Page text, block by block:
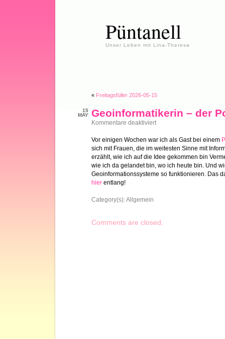
Püntanell
Unser Leben mit Lina-Theresa
« Freitagsfüller 2026-05-15
15
MAY
Geoinformatikerin – der
Kommentare deaktiviertfür
der
Podcast
Vor einigen Wochen war ich als Gast bei einem
sich mit Frauen, die im weitesten Sinne mit
erzählt, wie ich auf die Idee gekommen bin
wie ich da gelandet bin, wo ich heute bin. Und
Geoinformationssysteme so funktionieren. Das
hier entlang!
Category(s):Allgemein
Comments are closed.